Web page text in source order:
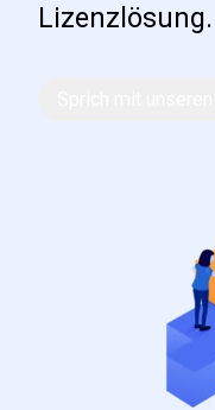
Lizenzlösung.